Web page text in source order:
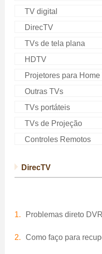
TV digital
DirecTV
TVs de tela plana
HDTV
Projetores para
Outras TVs
TVs portáteis
TVs de Projeção
Controles Remotos
DirecTV
Problemas direto DVR
Como faço para